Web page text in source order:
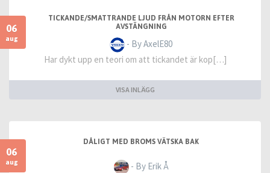
06
aug
TICKANDE/SMATTRANDE LJUD FRÅN MOTORN EFTER
AVSTÄNGNING
- By AxelE80
Har dykt upp en teori om att tickandet är kop[…]
VISA INLÄGG
06
aug
DÅLIGT MED BROMS VÄTSKA BAK
- By Erik Å